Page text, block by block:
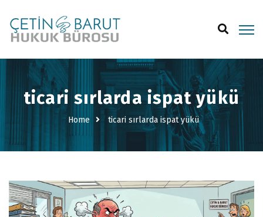
ticari sırlarda ispat yükü
Home ticari sırlarda ispat yükü